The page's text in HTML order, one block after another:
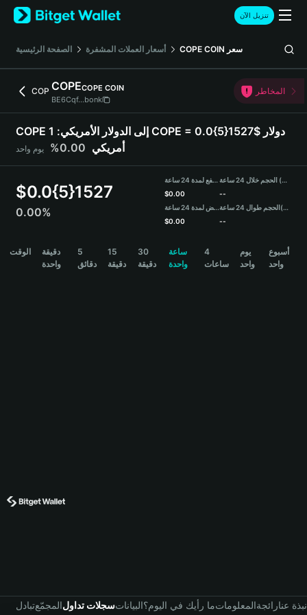
English
日本語
Русский
Español (Latinoamérica)
Türkçe
Deutsch
简体中文
Português (Portugal)
Bahasa Indonesia
বাংলা
تنزيل الآن
الصفحة الرئيسية أسعار العملات المشفرة COPE COIN سعر
COP COPECOPE COIN
BE6Cqf...bonk
المخاطر
COPE إلى الدولار الأمريكي: 1 COPE = 0.0{5}1527$ دولار
أمريكي 0.00% يوم واحد
$0.0{5}1527
0.00%
مرتفع لمدة 24 ساعة
$0.00
منخفض لمدة 24 ساعة
$0.00
الحجم خلال 24 ساعة (COPE)
--
الحجم طوال 24 ساعة(USDT)
--
الوقت
دقيقة
واحدة
5
دقائق
15
دقيقة
30
دقيقة
ساعة
واحدة
4
ساعات
يوم
واحد
أسبوع
واحد
تبادلالمجمّعسجلات تداولالبياناتما رأيك في اليوم؟المعلوماترائجةنبذة عنا